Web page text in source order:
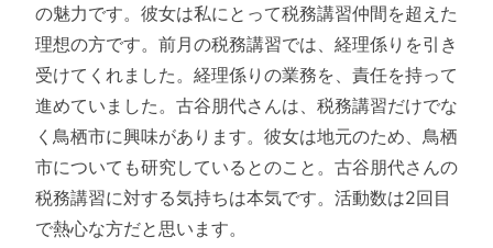
の魅力です。彼女は私にとって税務講習仲間を超えた
理想の方です。前月の税務講習では、経理係りを引き
受けてくれました。経理係りの業務を、責任を持って
進めていました。古谷朋代さんは、税務講習だけでな
く鳥栖市に興味があります。彼女は地元のため、鳥栖
市についても研究しているとのこと。古谷朋代さんの
税務講習に対する気持ちは本気です。活動数は2回目
で熱心な方だと思います。